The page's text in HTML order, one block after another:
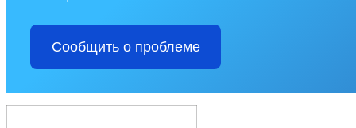
Сообщить о проблеме